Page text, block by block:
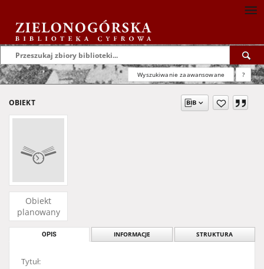
Wyszukiwanie zaawansowane ?
OBIEKT
Obiekt
planowany
OPIS INFORMACJE STRUKTURA
Tytuł: